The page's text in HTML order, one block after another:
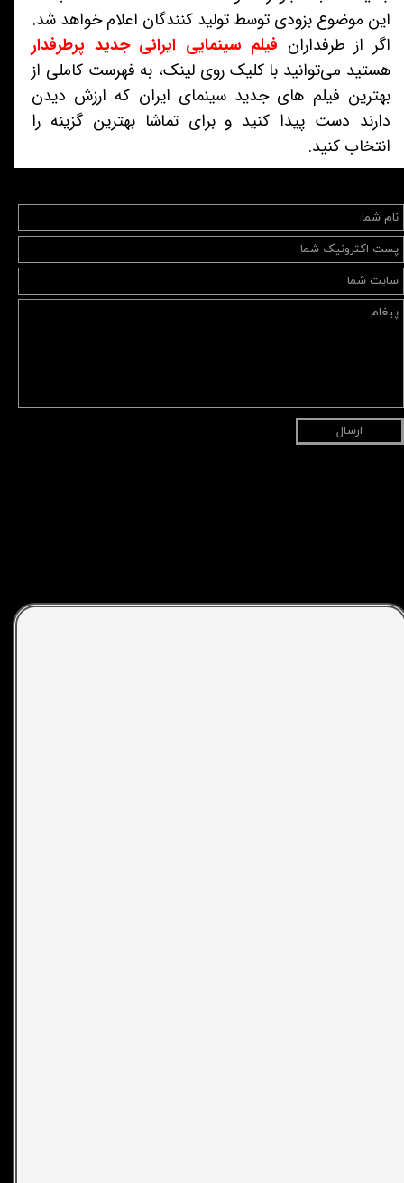
این موضوع بزودی توسط تولید کنندگان اعلام خواهد شد.
اگر از طرفداران فیلم سینمایی ایرانی جدید پرطرفدار
هستید می‌توانید با کلیک روی لینک، به فهرست کاملی از
بهترین فیلم های جدید سینمای ایران که ارزش دیدن
دارند دست پیدا کنید و برای تماشا بهترین گزینه را
انتخاب کنید.
ارسال